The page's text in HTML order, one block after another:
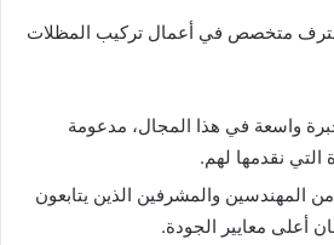
متخصص في أعمال تركيب المظلات
واسعة في هذا المجال، مدعومة
التي نقدمها لهم.
المهندسين والمشرفين الذين يتابعون
أعلى معايير الجودة.